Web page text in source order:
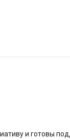
и готовы